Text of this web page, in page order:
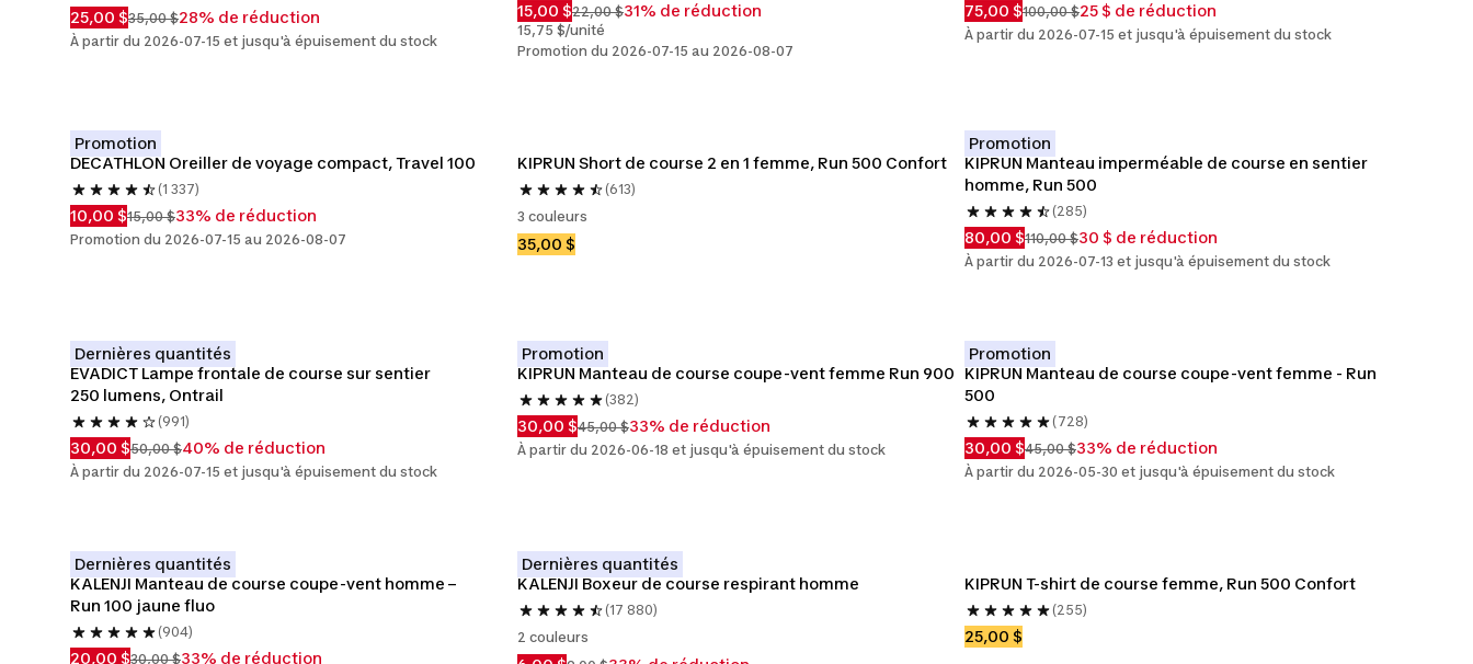
25,00 $35,00 $28% de réduction
À partir du 2026-07-15 et jusqu'à épuisement du stock
15,00 $22,00 $31% de réduction
15,75 $/unité
Promotion du 2026-07-15 au 2026-08-07
75,00 $100,00 $25 $ de réduction
À partir du 2026-07-15 et jusqu'à épuisement du stock
Promotion
DECATHLON Oreiller de voyage compact, Travel 100
(1 337)
10,00 $15,00 $33% de réduction
Promotion du 2026-07-15 au 2026-08-07
KIPRUN Short de course 2 en 1 femme, Run 500 Confort
(613)
3 couleurs
35,00 $
Promotion
KIPRUN Manteau imperméable de course en sentier
homme, Run 500
(285)
80,00 $110,00 $30 $ de réduction
À partir du 2026-07-13 et jusqu'à épuisement du stock
Dernières quantités
EVADICT Lampe frontale de course sur sentier
250 lumens, Ontrail
(991)
30,00 $50,00 $40% de réduction
À partir du 2026-07-15 et jusqu'à épuisement du stock
Promotion
KIPRUN Manteau de course coupe-vent femme Run 900
(382)
30,00 $45,00 $33% de réduction
À partir du 2026-06-18 et jusqu'à épuisement du stock
Promotion
KIPRUN Manteau de course coupe-vent femme - Run
500
(728)
30,00 $45,00 $33% de réduction
À partir du 2026-05-30 et jusqu'à épuisement du stock
Dernières quantités
KALENJI Manteau de course coupe-vent homme –
Run 100 jaune fluo
(904)
20,00 $30,00 $33% de réduction
Dernières quantités
KALENJI Boxeur de course respirant homme
(17 880)
2 couleurs
KIPRUN T-shirt de course femme, Run 500 Confort
(255)
25,00 $